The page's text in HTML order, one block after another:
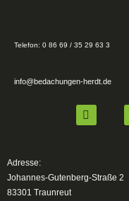
Telefon: 0 86 69 / 35 29 63 3
info@bedachungen-herdt.de
Adresse:
Johannes-Gutenberg-Straße 2
83301 Traunreut